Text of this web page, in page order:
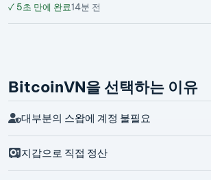
✓ 5초 만에 완료14분 전
BitcoinVN을 선택하는 이유
대부분의 스왑에 계정 불필요
지갑으로 직접 정산